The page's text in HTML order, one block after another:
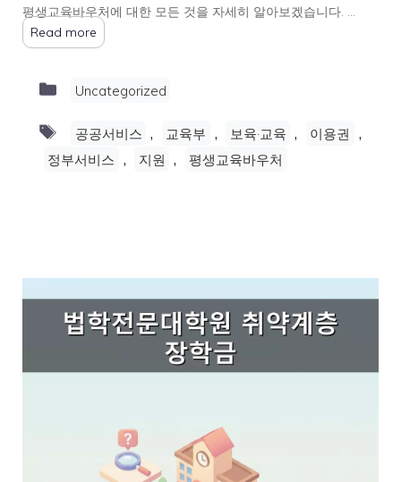
평생교육바우처에 대한 모든 것을 자세히 알아보겠습니다. …
Read more
Categories
Uncategorized
Tags
공공서비스 , 교육부 , 보육·교육 , 이용권 ,
정부서비스 , 지원 , 평생교육바우처